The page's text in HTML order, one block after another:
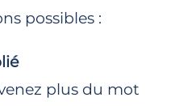
possibles :
plus du mot